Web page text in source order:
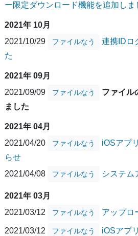
ー限定ダウンロード機能を追加しま
2021年 10月
2021/10/29
ファイルなう
連携IDロ
た
2021年 09月
2021/09/09
ファイルなう
ファイル
ました
2021年 04月
2021/04/20
ファイルなう
iOSアプ
らせ
2021/04/08
ファイルなう システム
2021年 03月
2021/03/12
ファイルなう アップロ
2021/03/12 ファイルなう
iOSアプ